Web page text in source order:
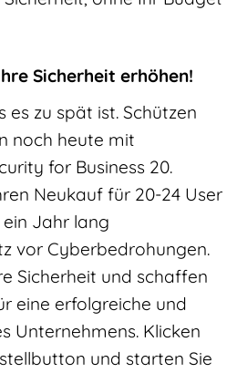
Sicherheit erhöhen!
es zu spät ist. Schützen
noch heute mit
for Business 20.
Neukauf für 20-24 User
ein Jahr lang
vor Cyberbedrohungen.
Sicherheit und schaffen
eine erfolgreiche und
Unternehmens. Klicken
und starten Sie